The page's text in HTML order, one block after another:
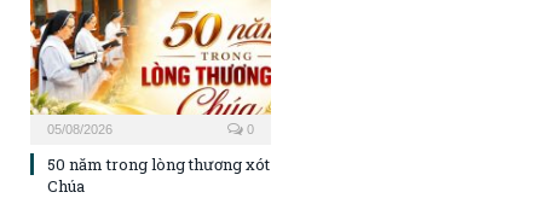
05/08/2026 0
50 năm trong lòng thương xót
Chúa